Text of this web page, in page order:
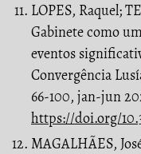
LOPES, Raquel;
Gabinete como
eventos
Convergência
66-100, jan-jun
https://doi.org/
MAGALHÃES,